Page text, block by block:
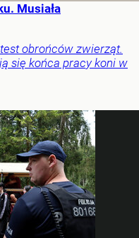
Musiała
obrońców zwierząt.
się końca pracy koni w